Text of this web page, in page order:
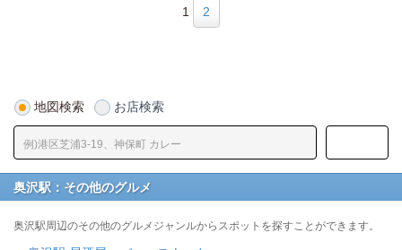
1 2
地図検索 お店検索
奥沢駅：その他のグルメ
奥沢駅周辺のその他のグルメジャンルからスポットを探すことができます。